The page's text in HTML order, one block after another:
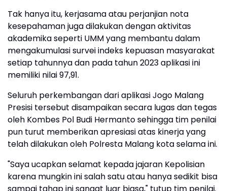
Tak hanya itu, kerjasama atau perjanjian nota
kesepahaman juga dilakukan dengan aktivitas
akademika seperti UMM yang membantu dalam
mengakumulasi survei indeks kepuasan masyarakat
setiap tahunnya dan pada tahun 2023 aplikasi ini
memiliki nilai 97,91.
Seluruh perkembangan dari aplikasi Jogo Malang
Presisi tersebut disampaikan secara lugas dan tegas
oleh Kombes Pol Budi Hermanto sehingga tim penilai
pun turut memberikan apresiasi atas kinerja yang
telah dilakukan oleh Polresta Malang kota selama ini.
"Saya ucapkan selamat kepada jajaran Kepolisian
karena mungkin ini salah satu atau hanya sedikit bisa